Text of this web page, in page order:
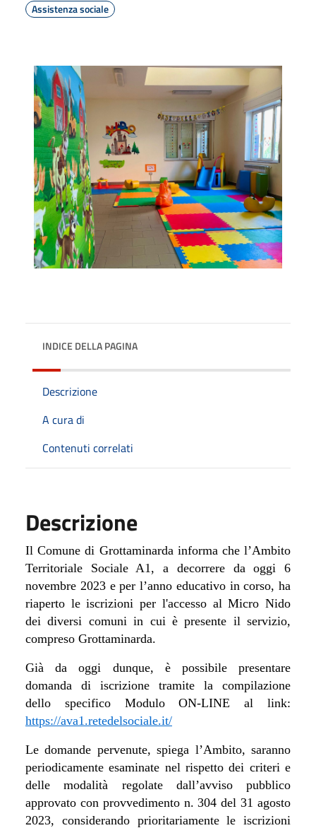
Assistenza sociale
INDICE DELLA PAGINA
Descrizione
A cura di
Contenuti correlati
Descrizione
Il Comune di Grottaminarda informa che l’Ambito
Territoriale Sociale A1, a decorrere da oggi 6
novembre 2023 e per l’anno educativo in corso, ha
riaperto le iscrizioni per l'accesso al Micro Nido
dei diversi comuni in cui è presente il servizio,
compreso Grottaminarda.
Già da oggi dunque, è possibile presentare
domanda di iscrizione tramite la compilazione
dello specifico Modulo ON-LINE al link:
https://ava1.retedelsociale.it/
Le domande pervenute, spiega l’Ambito, saranno
periodicamente esaminate nel rispetto dei criteri e
delle modalità regolate dall’avviso pubblico
approvato con provvedimento n. 304 del 31 agosto
2023, considerando prioritariamente le iscrizioni